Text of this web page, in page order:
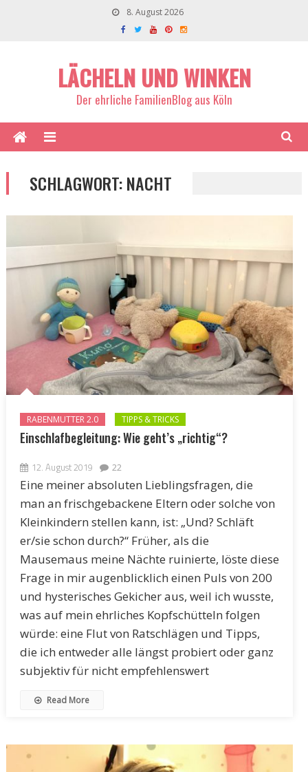
8. August 2026
LÄCHELN UND WINKEN
Der ehrliche FamilienBlog aus Köln
SCHLAGWORT:NACHT
RABENMUTTER 2.0 TIPPS & TRICKS
Einschlafbegleitung: Wie geht’s „richtig“?
12. August 2019 22
Eine meiner absoluten Lieblingsfragen, die
man an frischgebackene Eltern oder solche von
Kleinkindern stellen kann, ist: „Und? Schläft
er/sie schon durch?“ Früher, als die
Mausemaus meine Nächte ruinierte, löste diese
Frage in mir augenblicklich einen Puls von 200
und hysterisches Gekicher aus, weil ich wusste,
was auf mein ehrliches Kopfschütteln folgen
würde: eine Flut von Ratschlägen und Tipps,
die ich entweder alle längst probiert oder ganz
subjektiv für nicht empfehlenswert
Read More